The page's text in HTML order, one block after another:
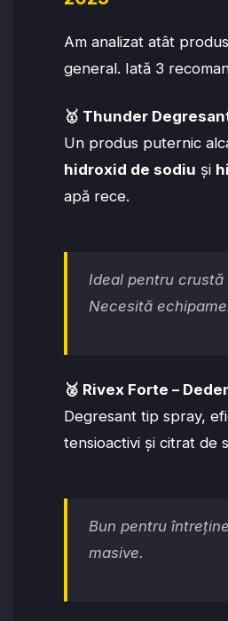
Am analizat atât
general. Iată 3
🥇 Thunder
Un produs puternic
hidroxid de sodiu și
apă rece.
Ideal pentru
Necesită
🥈 Rivex Forte –
Degresant tip spray,
tensioactivi și citrat de
Bun pentru
masive.